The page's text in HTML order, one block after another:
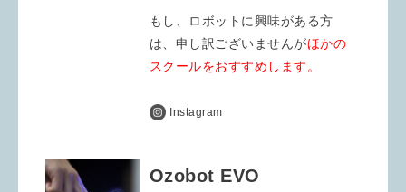
もし、ロボットに興味がある方
は、申し訳ございませんがほかの
スクールをおすすめします。
Instagram
Ozobot EVO